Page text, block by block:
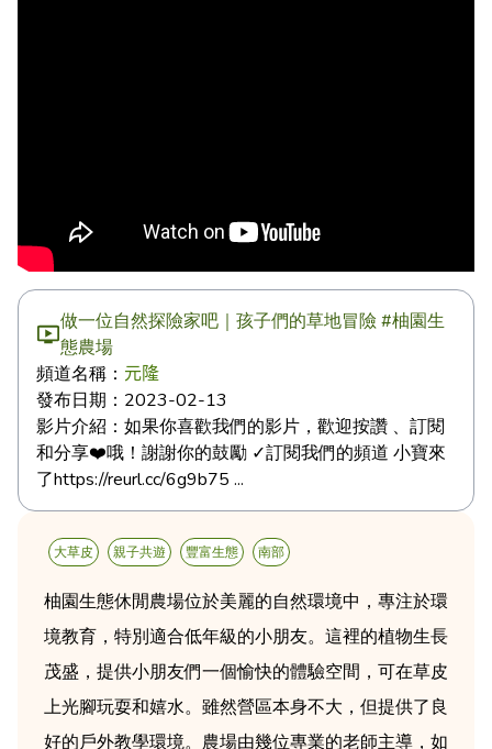
做一位自然探險家吧｜孩子們的草地冒險 #柚園生
態農場
頻道名稱： 元隆
發布日期： 2023-02-13
影片介紹： 如果你喜歡我們的影片，歡迎按讚 、訂閱
和分享❤️哦！謝謝你的鼓勵 ✓訂閱我們的頻道 小寶來
了https://reurl.cc/6g9b75 ...
大草皮 親子共遊 豐富生態 南部
柚園生態休閒農場位於美麗的自然環境中，專注於環
境教育，特別適合低年級的小朋友。這裡的植物生長
茂盛，提供小朋友們一個愉快的體驗空間，可在草皮
上光腳玩耍和嬉水。雖然營區本身不大，但提供了良
好的戶外教學環境。農場由幾位專業的老師主導，如